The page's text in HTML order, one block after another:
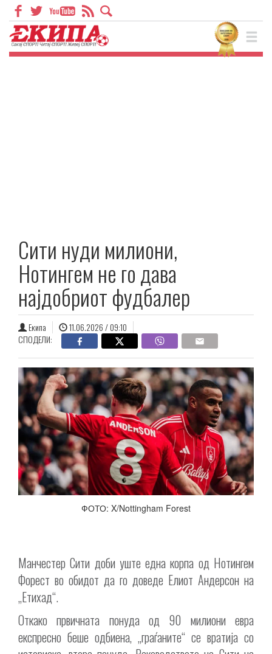
Сити нуди милиони,
Нотингем не го дава
најдобриот фудбалер
Екипа
11.06.2026 / 09:10
СПОДЕЛИ:
ФОТО: X/Nottingham Forest
Манчестер Сити доби уште една корпа од Нотингем
Форест во обидот да го доведе Елиот Андерсон на
„Етихад“.
Откако првичната понуда од 90 милиони евра
експресно беше одбиена, „граѓаните“ се вратија со